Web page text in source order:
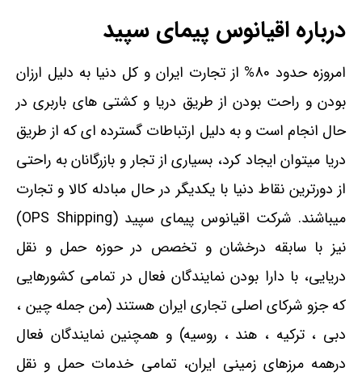
درباره اقیانوس پیمای سپید
امروزه حدود 80% از تجارت ایران و کل دنیا به دلیل ارزان
بودن و راحت بودن از طریق دریا و کشتی های باربری در
حال انجام است و به دلیل ارتباطات گسترده ای که از طریق
دریا میتوان ایجاد کرد، بسیاری از تجار و بازرگانان به راحتی
از دورترین نقاط دنیا با یکدیگر در حال مبادله کالا و تجارت
میباشند. شرکت اقیانوس پیمای سپید (OPS Shipping)
نیز با سابقه درخشان و تخصص در حوزه حمل و نقل
دریایی، با دارا بودن نمایندگان فعال در تمامی کشورهایی
که جزو شرکای اصلی تجاری ایران هستند (من جمله چین ،
دبی ، ترکیه ، هند ، روسیه) و همچنین نمایندگان فعال
درهمه مرزهای زمینی ایران، تمامی خدمات حمل و نقل